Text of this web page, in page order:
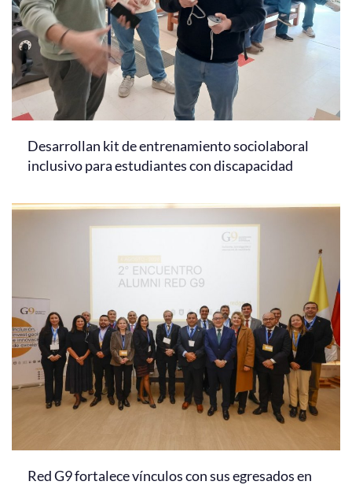
Desarrollan kit de entrenamiento sociolaboral
inclusivo para estudiantes con discapacidad
Red G9 fortalece vínculos con sus egresados en